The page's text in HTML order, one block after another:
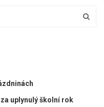
uplynulý školní rok